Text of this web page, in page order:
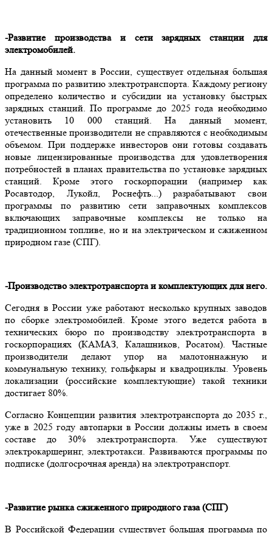
-Развитие производства и сети зарядных станции для
электромобилей.
На данный момент в России, существует отдельная большая
программа по развитию электротранспорта. Каждому региону
определено количество и субсидии на установку быстрых
зарядных станций. По программе до 2025 года необходимо
установить 10 000 станций. На данный момент,
отечественные производители не справляются с необходимым
объемом. При поддержке инвесторов они готовы создавать
новые лицензированные производства для удовлетворения
потребностей в планах правительства по установке зарядных
станций. Кроме этого госкорпорации (например как
Росавтодор, Лукойл, Роснефть...) разрабатывают свои
программы по развитию сети заправочных комплексов
включающих заправочные комплексы не только на
традиционном топливе, но и на электрическом и сжиженном
природном газе (СПГ).
-Производство электротранспорта и комплектующих для него.
Сегодня в России уже работают несколько крупных заводов
по сборке электромобилей. Кроме этого ведется работа в
технических бюро по производству электротранспорта в
госкорпорациях (КАМАЗ, Калашников, Росатом). Частные
производители делают упор на малотоннажную и
коммунальную технику, гольфкары и квадроциклы. Уровень
локализации (российские комплектующие) такой техники
достигает 80%.
Согласно Концепции развития электротранспорта до 2035 г.,
уже в 2025 году автопарки в России должны иметь в своем
составе до 30% электротранспорта. Уже существуют
электрокаршеринг, электротакси. Развиваются программы по
подписке (долгосрочная аренда) на электротранспорт.
-Развитие рынка сжиженного природного газа (СПГ)
В Российской Федерации существует большая программа по